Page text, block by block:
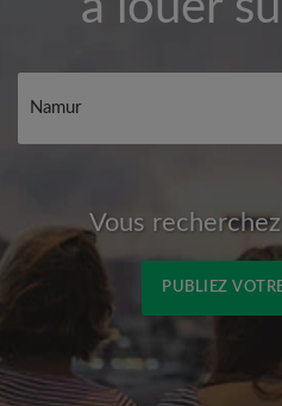
Vous
PUBLIEZ